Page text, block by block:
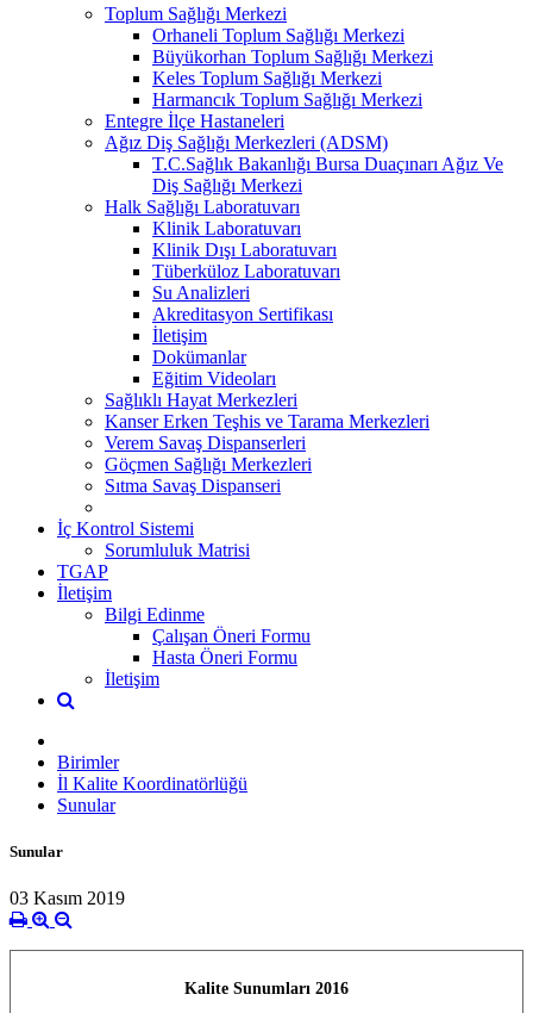
Toplum Sağlığı Merkezi
Orhaneli Toplum Sağlığı Merkezi
Büyükorhan Toplum Sağlığı Merkezi
Keles Toplum Sağlığı Merkezi
Harmancık Toplum Sağlığı Merkezi
Entegre İlçe Hastaneleri
Ağız Diş Sağlığı Merkezleri (ADSM)
T.C.Sağlık Bakanlığı Bursa Duaçınarı Ağız Ve
Diş Sağlığı Merkezi
Halk Sağlığı Laboratuvarı
Klinik Laboratuvarı
Klinik Dışı Laboratuvarı
Tüberküloz Laboratuvarı
Su Analizleri
Akreditasyon Sertifikası
İletişim
Dokümanlar
Eğitim Videoları
Sağlıklı Hayat Merkezleri
Kanser Erken Teşhis ve Tarama Merkezleri
Verem Savaş Dispanserleri
Göçmen Sağlığı Merkezleri
Sıtma Savaş Dispanseri
İç Kontrol Sistemi
Sorumluluk Matrisi
TGAP
İletişim
Bilgi Edinme
Çalışan Öneri Formu
Hasta Öneri Formu
İletişim
Birimler
İl Kalite Koordinatörlüğü
Sunular
Sunular
03 Kasım 2019
Kalite Sunumları 2016